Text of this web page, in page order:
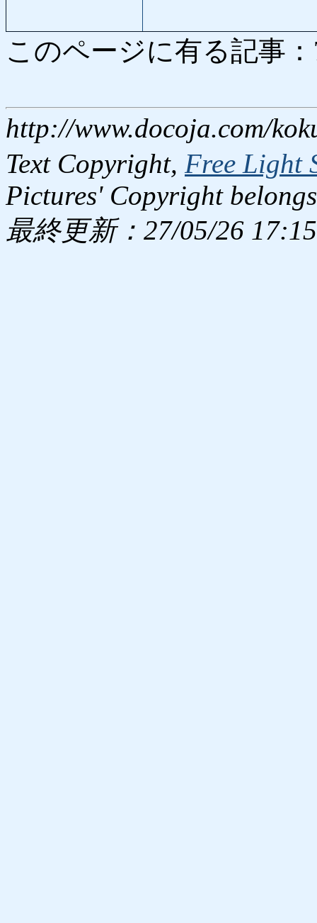
このページに有る記事
http://www.docoja.com/
Text Copyright, Free Light
Pictures' Copyright
最終更新：27/05/26 17:15